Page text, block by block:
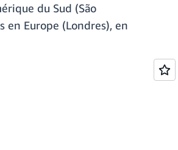
du Sud (São
en Europe (Londres), en